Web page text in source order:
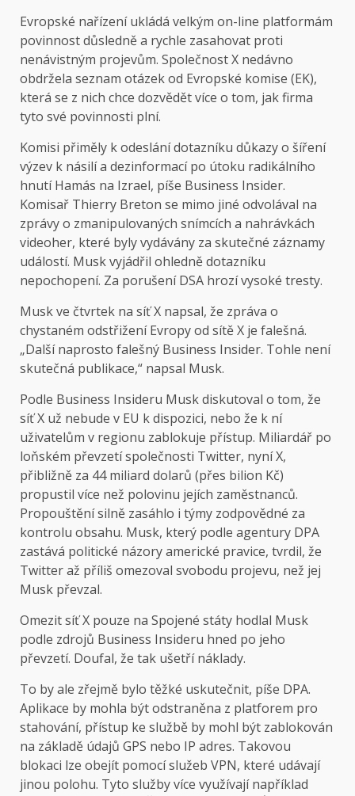
Evropské nařízení ukládá velkým on-line platformám
povinnost důsledně a rychle zasahovat proti
nenávistným projevům. Společnost X nedávno
obdržela seznam otázek od Evropské komise (EK),
která se z nich chce dozvědět více o tom, jak firma
tyto své povinnosti plní.
Komisi přiměly k odeslání dotazníku důkazy o šíření
výzev k násilí a dezinformací po útoku radikálního
hnutí Hamás na Izrael, píše Business Insider.
Komisař Thierry Breton se mimo jiné odvolával na
zprávy o zmanipulovaných snímcích a nahrávkách
videoher, které byly vydávány za skutečné záznamy
událostí. Musk vyjádřil ohledně dotazníku
nepochopení. Za porušení DSA hrozí vysoké tresty.
Musk ve čtvrtek na síť X napsal, že zpráva o
chystaném odstřižení Evropy od sítě X je falešná.
„Další naprosto falešný Business Insider. Tohle není
skutečná publikace,“ napsal Musk.
Podle Business Insideru Musk diskutoval o tom, že
síť X už nebude v EU k dispozici, nebo že k ní
uživatelům v regionu zablokuje přístup. Miliardář po
loňském převzetí společnosti Twitter, nyní X,
přibližně za 44 miliard dolarů (přes bilion Kč)
propustil více než polovinu jejích zaměstnanců.
Propouštění silně zasáhlo i týmy zodpovědné za
kontrolu obsahu. Musk, který podle agentury DPA
zastává politické názory americké pravice, tvrdil, že
Twitter až příliš omezoval svobodu projevu, než jej
Musk převzal.
Omezit síť X pouze na Spojené státy hodlal Musk
podle zdrojů Business Insideru hned po jeho
převzetí. Doufal, že tak ušetří náklady.
To by ale zřejmě bylo těžké uskutečnit, píše DPA.
Aplikace by mohla být odstraněna z platforem pro
stahování, přístup ke službě by mohl být zablokován
na základě údajů GPS nebo IP adres. Takovou
blokaci lze obejít pomocí služeb VPN, které udávají
jinou polohu. Tyto služby více využívají například